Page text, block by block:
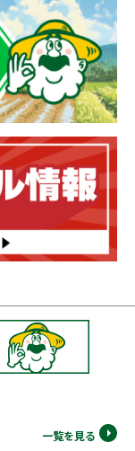
一覧を見る